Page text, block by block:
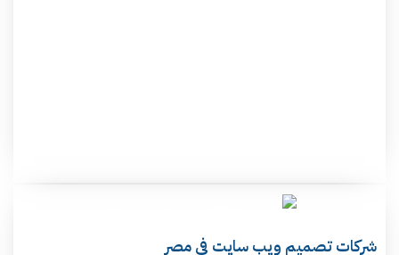
شركات تصميم ويب سايت في مصر